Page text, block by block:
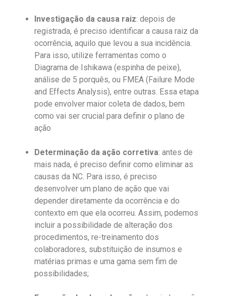
Investigação da causa raiz: depois de
registrada, é preciso identificar a causa raiz da
ocorrência, aquilo que levou a sua incidência.
Para isso, utilize ferramentas como o
Diagrama de Ishikawa (espinha de peixe),
análise de 5 porquês, ou FMEA (Failure Mode
and Effects Analysis), entre outras. Essa etapa
pode envolver maior coleta de dados, bem
como vai ser crucial para definir o plano de
ação
Determinação da ação corretiva: antes de
mais nada, é preciso definir como eliminar as
causas da NC. Para isso, é preciso
desenvolver um plano de ação que vai
depender diretamente da ocorrência e do
contexto em que ela ocorreu. Assim, podemos
incluir a possibilidade de alteração dos
procedimentos, re-treinamento dos
colaboradores, substituição de insumos e
matérias primas e uma gama sem fim de
possibilidades;